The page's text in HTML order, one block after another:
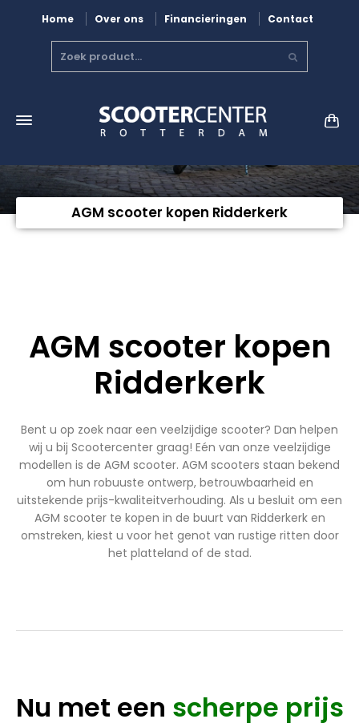
Home Over ons Financieringen Contact
AGM scooter kopen Ridderkerk
AGM scooter kopen
Ridderkerk
Bent u op zoek naar een veelzijdige scooter? Dan helpen
wij u bij Scootercenter graag! Eén van onze veelzijdige
modellen is de AGM scooter. AGM scooters staan bekend
om hun robuuste ontwerp, betrouwbaarheid en
uitstekende prijs-kwaliteitverhouding. Als u besluit om een
AGM scooter te kopen in de buurt van Ridderkerk en
omstreken, kiest u voor het genot van rustige ritten door
het platteland of de stad.
Nu met een scherpe prijs